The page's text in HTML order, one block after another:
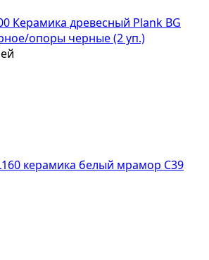
Керамика древесный Plank BG
опоры черные (2 уп.)